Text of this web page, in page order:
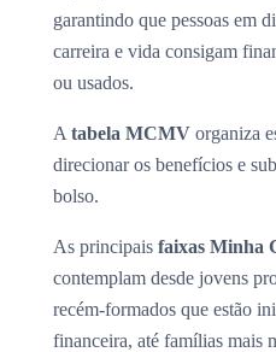
garantindo que pessoas em
carreira e vida consigam
ou usados.
A tabela MCMV organiza
direcionar os benefícios e
bolso.
As principais faixas Minha
contemplam desde jovens
recém-formados que estão
financeira, até famílias mais